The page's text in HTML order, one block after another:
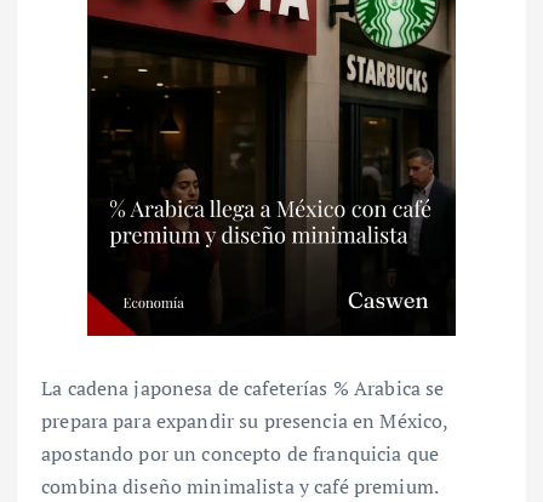
La cadena japonesa de cafeterías % Arabica se
prepara para expandir su presencia en México,
apostando por un concepto de franquicia que
combina diseño minimalista y café premium.